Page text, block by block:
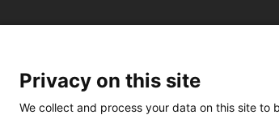
Privacy on this site
We collect and process your data on this site to